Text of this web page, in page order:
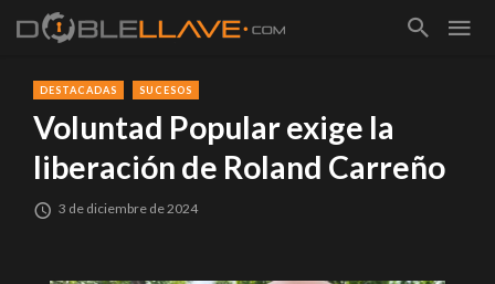
DESTACADAS SUCESOS
Voluntad Popular exige la
liberación de Roland Carreño
3 de diciembre de 2024